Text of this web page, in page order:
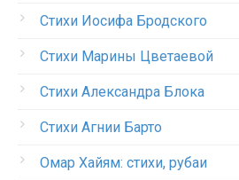
Стихи Иосифа Бродского
Стихи Марины Цветаевой
Стихи Александра Блока
Стихи Агнии Барто
Омар Хайям: стихи, рубаи